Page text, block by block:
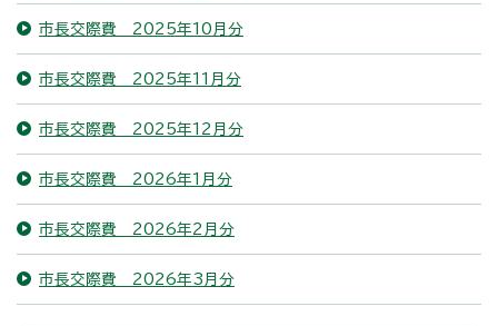
市長交際費 2025年10月分
市長交際費 2025年11月分
市長交際費 2025年12月分
市長交際費 2026年1月分
市長交際費 2026年2月分
市長交際費 2026年3月分